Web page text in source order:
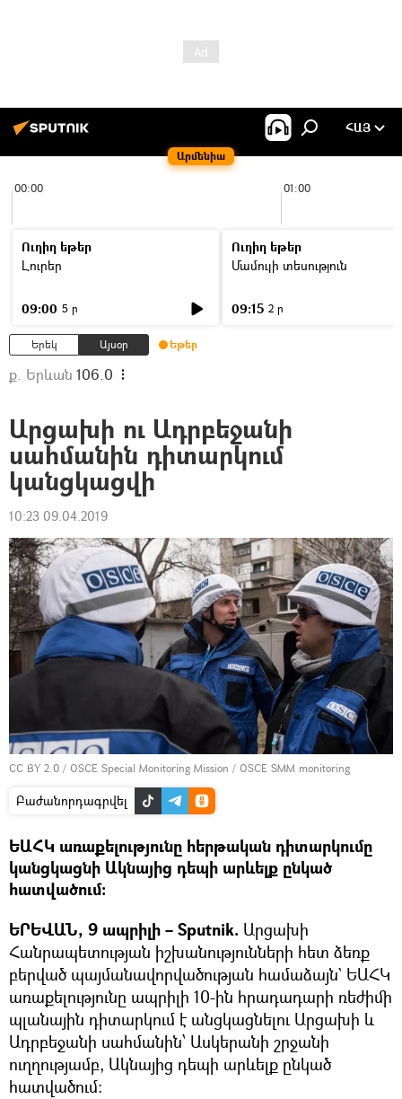
Արմենիա
ՀԱՅ
00:00 01:00
Ուղիղ եթեր
Լուրեր
09:00 5 ր
Ուղիղ եթեր
Մամուլի տեսություն
09:15 2 ր
Երեկ Այսօր Եթեր
ք. Երևան 106.0
Արցախի ու Ադրբեջանի
սահմանին դիտարկում
կանցկացվի
10:23 09.04.2019
CC BY 2.0 / OSCE Special Monitoring Mission / OSCE SMM monitoring
Բաժանորդագրվել
ԵԱՀԿ առաքելությունը հերթական դիտարկումը
կանցկացնի Ակնայից դեպի արևելք ընկած
հատվածում։
ԵՐԵՎԱՆ, 9 ապրիլի – Sputnik. Արցախի
Հանրապետության իշխանությունների հետ ձեռք
բերված պայմանավորվածության համաձայն` ԵԱՀԿ
առաքելությունը ապրիլի 10-ին հրադադարի ռեժիմի
պլանային դիտարկում է անցկացնելու Արցախի և
Ադրբեջանի սահմանին՝ Ասկերանի շրջանի
ուղղությամբ, Ակնայից դեպի արևելք ընկած
հատվածում։